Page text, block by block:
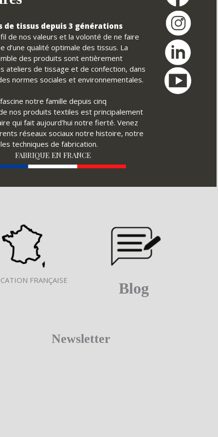
tissus depuis 3 générations
de nos valeurs et la volonté de ne faire
d’une qualité optimale des tissus. La
des produits sont entièrement
ateliers de tissage et de confection, dans
normes sociales et environnementales.
notre famille depuis cinq
nos produits textiles est principalement
qui fait aujourd'hui notre fierté. Venez
réseaux sociaux notre histoire, notre
techniques de fabrication.
FABRIQUE EN FRANCE
FRANÇAISE Blog
Newsletter